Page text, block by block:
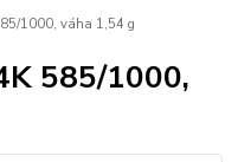
1000, váha 1,54 g
585/1000,